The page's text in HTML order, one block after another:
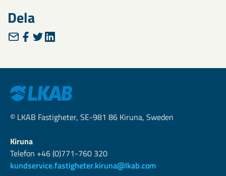
Dela
© LKAB Fastigheter, SE-981 86 Kiruna, Sweden
Kiruna
Telefon +46 (0)771-760 320
kundservice.fastigheter.kiruna@lkab.com